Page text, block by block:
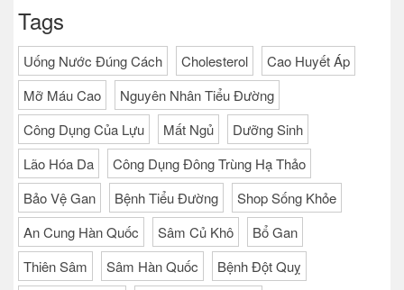
Tags
Uống Nước Đúng Cách Cholesterol
Cao Huyết Áp
Mỡ Máu Cao
Nguyên Nhân Tiểu Đường
Công Dụng Của Lựu
Mất Ngủ
Dưỡng Sinh
Lão Hóa Da
Công Dụng Đông Trùng Hạ Thảo
Bảo Vệ Gan
Bệnh Tiểu Đường
Shop Sống Khỏe
An Cung Hàn Quốc
Sâm Củ Khô
Bổ Gan
Thiên Sâm
Sâm Hàn Quốc
Bệnh Đột Quỵ